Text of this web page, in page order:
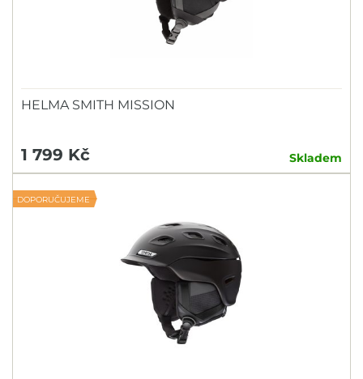
HELMA SMITH MISSION
1 799 Kč Skladem
DOPORUČUJEME